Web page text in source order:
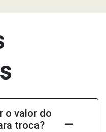
o valor do
troca?